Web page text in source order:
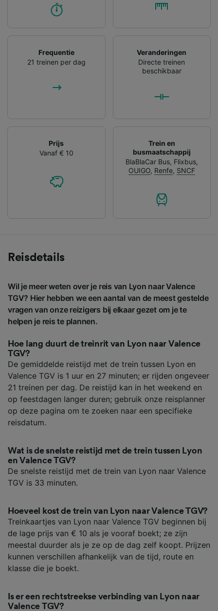
Frequentie
21 treinen per dag
Veranderingen
Directe treinen
beschikbaar
Prijs
Vanaf € 10
Trein en
busmaatschappij
BlaBlaCar Bus, Flixbus,
OUIGO, Renfe, SNCF
Reisdetails
Wil je meer weten over je reis van Lyon naar Valence
TGV? Hier hebben we een aantal van de meest gestelde
vragen van onze reizigers bij elkaar gezet om je te
helpen je reis te plannen.
Hoe lang duurt de treinrit van Lyon naar Valence
TGV?
De gemiddelde reistijd met de trein tussen Lyon en
Valence TGV is 1 uur en 27 minuten; er rijden ongeveer
21 treinen per dag. De reistijd kan in het weekend en
op feestdagen langer duren; gebruik onze reisplanner
op deze pagina om te zoeken naar een specifieke
reisdatum.
Wat is de snelste reistijd met de trein tussen Lyon
en Valence TGV?
De snelste reistijd met de trein van Lyon naar Valence
TGV is 33 minuten.
Hoeveel kost de trein van Lyon naar Valence TGV?
Treinkaartjes van Lyon naar Valence TGV beginnen bij
de lage prijs van € 10 als je vooraf boekt; ze zijn
meestal duurder als je ze op de dag zelf koopt. Prijzen
kunnen verschillen afhankelijk van de tijd, route en
klasse die je boekt.
Is er een rechtstreekse verbinding van Lyon naar
Valence TGV?